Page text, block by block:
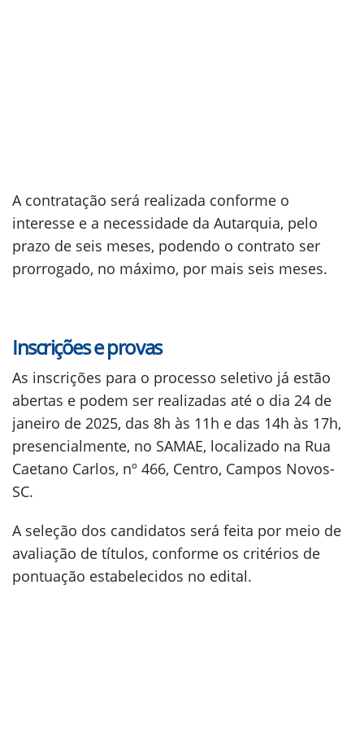
A contratação será realizada conforme o
interesse e a necessidade da Autarquia, pelo
prazo de seis meses, podendo o contrato ser
prorrogado, no máximo, por mais seis meses.
Inscrições e provas
As inscrições para o processo seletivo já estão
abertas e podem ser realizadas até o dia 24 de
janeiro de 2025, das 8h às 11h e das 14h às 17h,
presencialmente, no SAMAE, localizado na Rua
Caetano Carlos, nº 466, Centro, Campos Novos-
SC.
A seleção dos candidatos será feita por meio de
avaliação de títulos, conforme os critérios de
pontuação estabelecidos no edital.